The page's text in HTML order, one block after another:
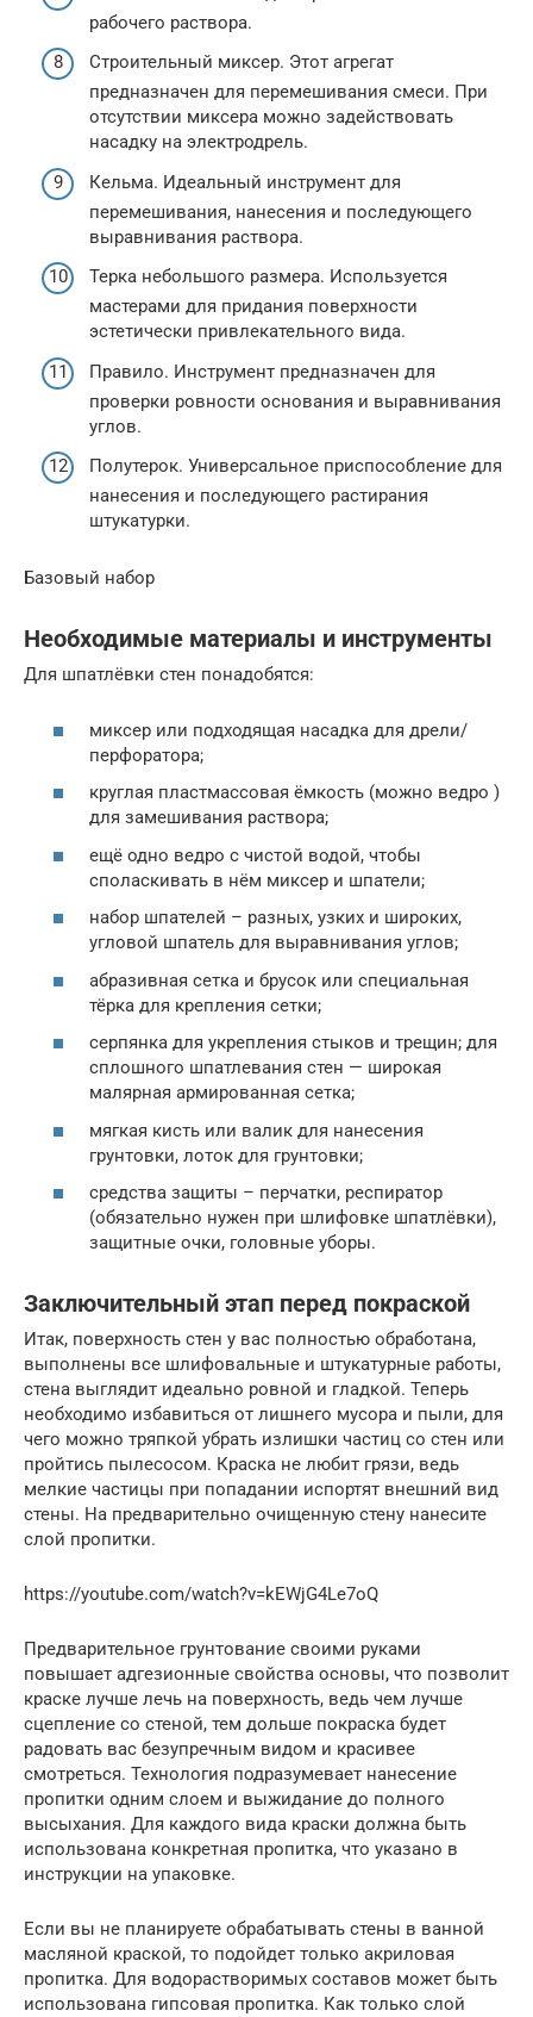
рабочего раствора.
Строительный миксер. Этот агрегат
предназначен для перемешивания смеси. При
отсутствии миксера можно задействовать
насадку на электродрель.
Кельма. Идеальный инструмент для
перемешивания, нанесения и последующего
выравнивания раствора.
Терка небольшого размера. Используется
мастерами для придания поверхности
эстетически привлекательного вида.
Правило. Инструмент предназначен для
проверки ровности основания и выравнивания
углов.
Полутерок. Универсальное приспособление для
нанесения и последующего растирания
штукатурки.
Базовый набор
Необходимые материалы и инструменты
Для шпатлёвки стен понадобятся:
миксер или подходящая насадка для дрели/
перфоратора;
круглая пластмассовая ёмкость (можно ведро )
для замешивания раствора;
ещё одно ведро с чистой водой, чтобы
споласкивать в нём миксер и шпатели;
набор шпателей – разных, узких и широких,
угловой шпатель для выравнивания углов;
абразивная сетка и брусок или специальная
тёрка для крепления сетки;
серпянка для укрепления стыков и трещин; для
сплошного шпатлевания стен — широкая
малярная армированная сетка;
мягкая кисть или валик для нанесения
грунтовки, лоток для грунтовки;
средства защиты – перчатки, респиратор
(обязательно нужен при шлифовке шпатлёвки),
защитные очки, головные уборы.
Заключительный этап перед покраской
Итак, поверхность стен у вас полностью обработана,
выполнены все шлифовальные и штукатурные работы,
стена выглядит идеально ровной и гладкой. Теперь
необходимо избавиться от лишнего мусора и пыли, для
чего можно тряпкой убрать излишки частиц со стен или
пройтись пылесосом. Краска не любит грязи, ведь
мелкие частицы при попадании испортят внешний вид
стены. На предварительно очищенную стену нанесите
слой пропитки.
https://youtube.com/watch?v=kEWjG4Le7oQ
Предварительное грунтование своими руками
повышает адгезионные свойства основы, что позволит
краске лучше лечь на поверхность, ведь чем лучше
сцепление со стеной, тем дольше покраска будет
радовать вас безупречным видом и красивее
смотреться. Технология подразумевает нанесение
пропитки одним слоем и выжидание до полного
высыхания. Для каждого вида краски должна быть
использована конкретная пропитка, что указано в
инструкции на упаковке.
Если вы не планируете обрабатывать стены в ванной
масляной краской, то подойдет только акриловая
пропитка. Для водорастворимых составов может быть
использована гипсовая пропитка. Как только слой